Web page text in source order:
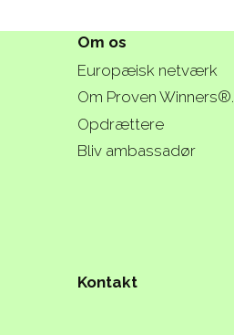
Om os
Europæisk netværk
Om Proven Winners®.
Opdrættere
Bliv ambassadør
Kontakt